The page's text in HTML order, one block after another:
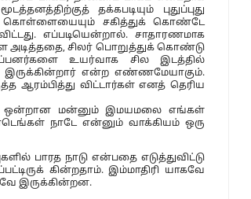
தக்கபடியும் புதுப்புது
சகித்துக் கொண்டே
எப்படியென்றால். சாதாரணமாக
அடித்ததை, சிலர் பொறுத்துக் கொண்டு
உயர்வாக சில இடத்தில்
இருக்கின்றார் என்ற எண்ணமேயாகும்.
விட்டார்கள் எனத் தெரிய
ஒன்றான மன்னும் இமயமலை எங்கள்
நாடே என்னும் வாக்கியம் ஒரு
பாரத நாடு என்பதை எடுத்துவிட்டு
கின்றதாம். இம்மாதிரி யாகவே
இருக்கின்றன.